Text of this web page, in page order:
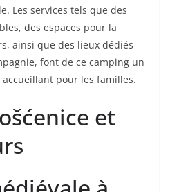
Les services tels que des
des espaces pour la
ainsi que des lieux dédiés
font de ce camping un
pour les familles.
et